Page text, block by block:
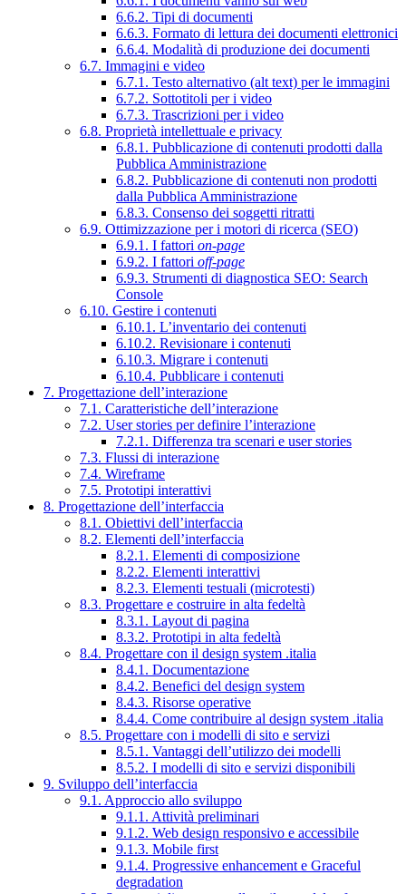
6.6.2. Tipi di documenti
6.6.3. Formato di lettura dei documenti elettronici
6.6.4. Modalità di produzione dei documenti
6.7. Immagini e video
6.7.1. Testo alternativo (alt text) per le immagini
6.7.2. Sottotitoli per i video
6.7.3. Trascrizioni per i video
6.8. Proprietà intellettuale e privacy
6.8.1. Pubblicazione di contenuti prodotti dalla
Pubblica Amministrazione
6.8.2. Pubblicazione di contenuti non prodotti
dalla Pubblica Amministrazione
6.8.3. Consenso dei soggetti ritratti
6.9. Ottimizzazione per i motori di ricerca (SEO)
6.9.1. I fattori on-page
6.9.2. I fattori off-page
6.9.3. Strumenti di diagnostica SEO: Search
Console
6.10. Gestire i contenuti
6.10.1. L’inventario dei contenuti
6.10.2. Revisionare i contenuti
6.10.3. Migrare i contenuti
6.10.4. Pubblicare i contenuti
7. Progettazione dell’interazione
7.1. Caratteristiche dell’interazione
7.2. User stories per definire l’interazione
7.2.1. Differenza tra scenari e user stories
7.3. Flussi di interazione
7.4. Wireframe
7.5. Prototipi interattivi
8. Progettazione dell’interfaccia
8.1. Obiettivi dell’interfaccia
8.2. Elementi dell’interfaccia
8.2.1. Elementi di composizione
8.2.2. Elementi interattivi
8.2.3. Elementi testuali (microtesti)
8.3. Progettare e costruire in alta fedeltà
8.3.1. Layout di pagina
8.3.2. Prototipi in alta fedeltà
8.4. Progettare con il design system .italia
8.4.1. Documentazione
8.4.2. Benefici del design system
8.4.3. Risorse operative
8.4.4. Come contribuire al design system .italia
8.5. Progettare con i modelli di sito e servizi
8.5.1. Vantaggi dell’utilizzo dei modelli
8.5.2. I modelli di sito e servizi disponibili
9. Sviluppo dell’interfaccia
9.1. Approccio allo sviluppo
9.1.1. Attività preliminari
9.1.2. Web design responsivo e accessibile
9.1.3. Mobile first
9.1.4. Progressive enhancement e Graceful
degradation